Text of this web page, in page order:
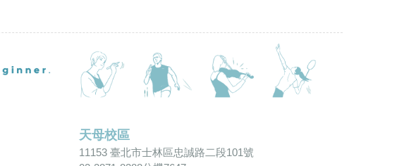
天母校區
11153 臺北市士林區忠誠路二段101號